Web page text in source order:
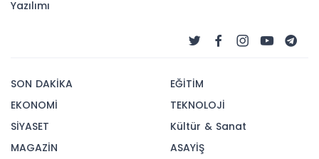
Yazılımı
SON DAKİKA
EKONOMİ
SİYASET
MAGAZİN
EĞİTİM
TEKNOLOJİ
Kültür & Sanat
ASAYİŞ